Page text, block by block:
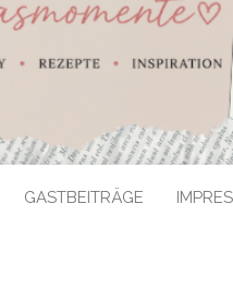
GASTBEITRÄGE